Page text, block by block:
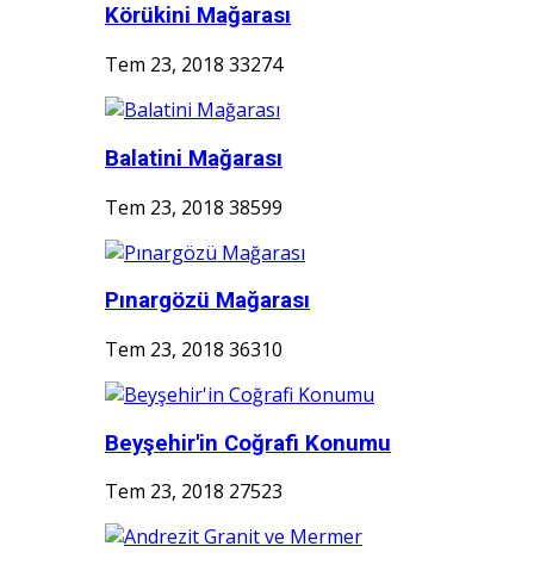
Körükini Mağarası
Tem 23, 2018 33274
Balatini Mağarası
Tem 23, 2018 38599
Pınargözü Mağarası
Tem 23, 2018 36310
Beyşehir'in Coğrafi Konumu
Tem 23, 2018 27523